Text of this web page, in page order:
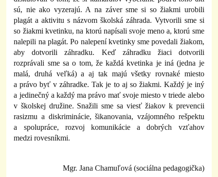
sú, nie ako vyzerajú. A na záver sme si so žiakmi urobili
plagát a aktivitu s názvom školská záhrada. Vytvorili sme si
so žiakmi kvetinku, na ktorú napísali svoje meno a, ktorú sme
nalepili na plagát. Po nalepení kvetinky sme povedali žiakom,
aby dotvorili záhradku. Keď záhradku žiaci dotvorili
rozprávali sme sa o tom, že každá kvetinka je iná (jedna je
malá, druhá veľká) a aj tak majú všetky rovnaké miesto
a právo byť v záhradke. Tak je to aj so žiakmi. Každý je iný
a jedinečný a každý ma právo mať svoje miesto v triede alebo
v školskej družine. Snažili sme sa viesť žiakov k prevencii
rasizmu a diskriminácie, šikanovania, vzájomného rešpektu
a spolupráce, rozvoj komunikácie a dobrých vzťahov
medzi rovesníkmi.
Mgr. Jana Chamuľová (sociálna pedagogička)